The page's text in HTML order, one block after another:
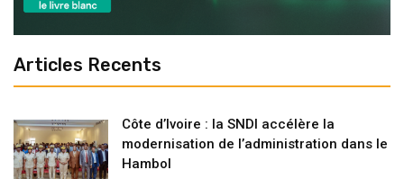
Articles Recents
Côte d’Ivoire : la SNDI accélère la
modernisation de l’administration dans le
Hambol